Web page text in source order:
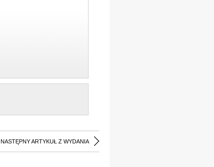
NASTĘPNY ARTYKUŁ Z WYDANIA